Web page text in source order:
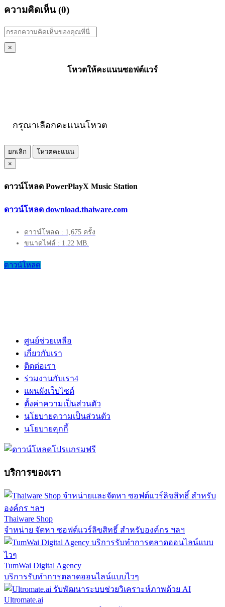
ความคิดเห็น (0)
×
โหวตให้คะแนนซอฟต์แวร์
กรุณาเลือกคะแนนโหวต
ยกเลิก
โหวตคะแนน
×
ดาวน์โหลด PowerPlayX Music Station
ดาวน์โหลด download.thaiware.com
ดาวน์โหลด : 1,675 ครั้ง
ขนาดไฟล์ : 1.22 MB.
ดาวน์โหลด
ศูนย์ช่วยเหลือ
เกี่ยวกับเรา
ติดต่อเรา
ร่วมงานกับเรา4
แผนผังเว็บไซต์
ตั้งค่าความเป็นส่วนตัว
นโยบายความเป็นส่วนตัว
นโยบายคุกกี้
บริการของเรา
Thaiware Shop
จำหน่าย จัดหา ซอฟต์แวร์ลิขสิทธิ์ สำหรับองค์กร ฯลฯ
TumWai Digital Agency
บริการรับทำการตลาดออนไลน์แบบไวๆ
Ultromate.ai